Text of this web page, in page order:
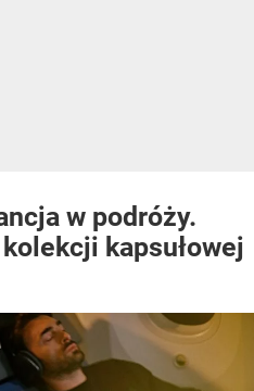
w podróży.
kapsułowej